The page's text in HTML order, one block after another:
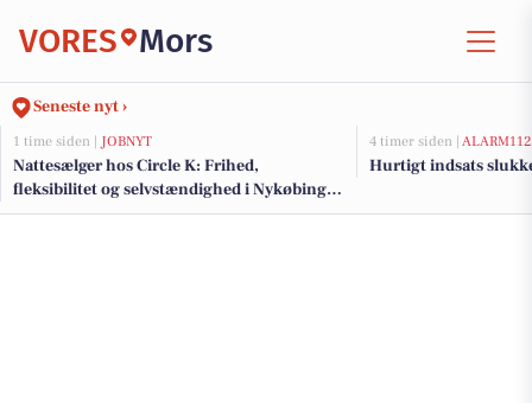
VORES Mors
Seneste nyt ›
1 time siden | JOBNYT
Nattesælger hos Circle K: Frihed,
fleksibilitet og selvstændighed i Nykøbing
Mors
4 timer siden | ALARM112
Hurtigt indsats